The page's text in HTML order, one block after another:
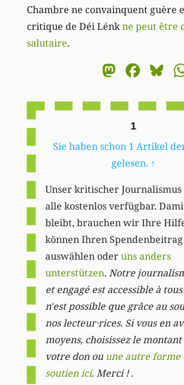
Chambre ne convainquent guère
critique de Déi Lénkne peut être
salutaire.
1
Sie haben schon 1 Artikel
gelesen. ↑
Unser kritischer
alle kostenlos verfügbar.
bleibt, brauchen wir Ihre
können Ihren
auswählen oderuns anders
unterstützen. Notre
et engagé est accessible à
n'est possible que grâce au
nos lecteur·rices. Si vous en
moyens, choisissez le montant
votre don ou une autre forme
soutien ici. Merci ! .